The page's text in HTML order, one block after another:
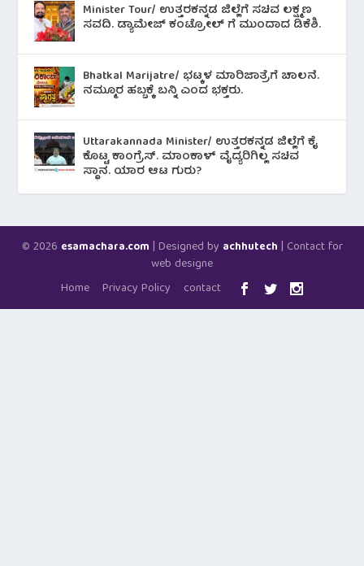
Minister Tour/ ಉತ್ತರಕನ್ನಡ ಜಿಲ್ಲೆಗೆ ಸಚಿವ ಲಕ್ಷ್ಮಣ
ಸವದಿ. ಡ್ಯಾಮೇಜ್ ಕಂಟ್ರೋಲ್ ಗೆ ಮುಂದಾದ ಡಿಕೆಶಿ.
Bhatkal Marijatre/ ಭಟ್ಕಳ ಮಾರಿಜಾತ್ರೆಗೆ ಚಾಲನೆ.
ನಮ್ಮೂರ ಹಬ್ಬಕ್ಕೆ ಬನ್ನಿ ಎಂದ ಭಕ್ತರು.
Uttarakannada Minister/ ಉತ್ತರಕನ್ನಡ ಜಿಲ್ಲೆಗೆ ಕೈ
ಕೊಟ್ಟ ಕಾಂಗ್ರೆಸ್. ಮಾಂಕಾಳ್ ವೈದ್ಯರಿಗಿಲ್ಲ ಸಚಿವ
ಸ್ಥಾನ. ಯಾರ ಆಟ ಗುರು?
© 2026 esamachara.com | Designed by achhutech | Contact for
web designe
Home
Privacy Policy contact